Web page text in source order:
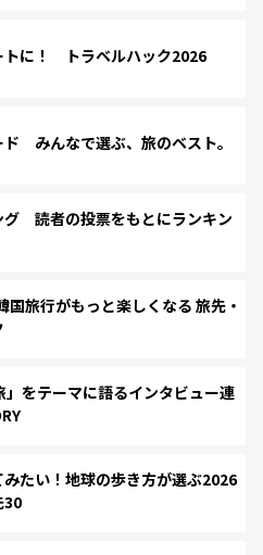
トに！ トラベルハック2026
みんなで選ぶ、旅のベスト。
グ 読者の投票をもとにランキン
旅行がもっと楽しくなる 旅先・
をテーマに語るインタビュー連
たい！地球の歩き方が選ぶ2026
30